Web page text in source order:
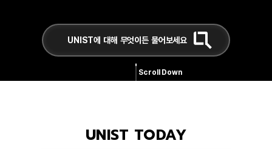
Scroll Down
UNIST TODAY